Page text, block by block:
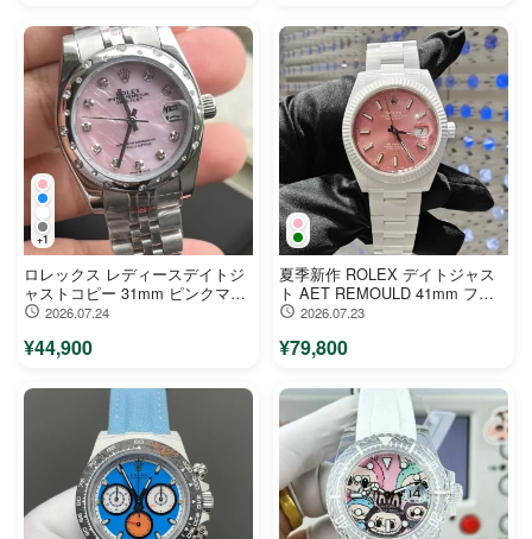
+1
ロレックス レディースデイトジ
ャストコピー 31mm ピンクマザ
ーオブパール ダイヤベゼル
2026.07.24
¥44,900
夏季新作 ROLEX デイトジャス
ト AET REMOULD 41mm フル
セラミックモデル【 Cal.3235 ム
2026.07.23
¥79,800